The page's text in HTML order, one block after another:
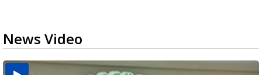
News Video